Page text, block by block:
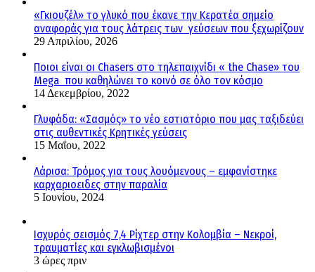
«Γκιουζέλ» το γλυκό που έκανε την Κερατέα σημείο
αναφοράς για τους λάτρεις των γεύσεων που ξεχωρίζουν
29 Απριλίου, 2026
Ποιοι είναι οι Chasers στο τηλεπαιχνίδι « the Chase» του
Mega που καθηλώνει το κοινό σε όλο τον κόσμο
14 Δεκεμβρίου, 2022
Γλυφάδα: «Σασμός» το νέο εστιατόριο που μας ταξιδεύει
στις αυθεντικές Κρητικές γεύσεις
15 Μαΐου, 2022
Λάρισα: Τρόμος για τους λουόμενους – εμφανίστηκε
καρχαριοειδες στην παραλία
5 Ιουνίου, 2024
Ισχυρός σεισμός 7,4 Ρίχτερ στην Κολομβία – Νεκροί,
τραυματίες και εγκλωβισμένοι
3 ώρες πριν